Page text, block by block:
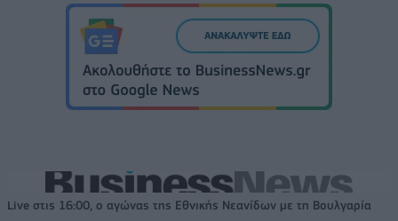
Live στις 16:00, ο αγώνας της Εθνικής Νεανίδων με τη Βουλγαρία